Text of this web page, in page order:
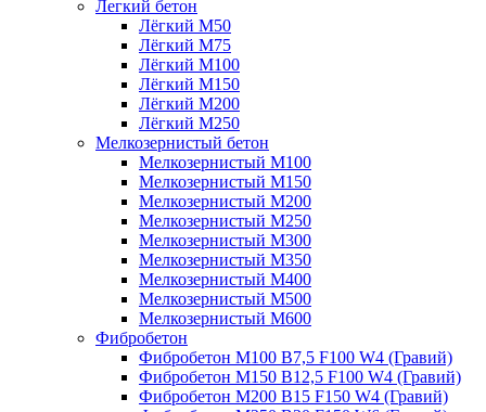
Легкий бетон
Лёгкий М50
Лёгкий М75
Лёгкий М100
Лёгкий М150
Лёгкий М200
Лёгкий М250
Мелкозернистый бетон
Мелкозернистый М100
Мелкозернистый М150
Мелкозернистый М200
Мелкозернистый М250
Мелкозернистый М300
Мелкозернистый М350
Мелкозернистый М400
Мелкозернистый М500
Мелкозернистый М600
Фибробетон
Фибробетон М100 B7,5 F100 W4 (Гравий)
Фибробетон М150 B12,5 F100 W4 (Гравий)
Фибробетон М200 B15 F150 W4 (Гравий)